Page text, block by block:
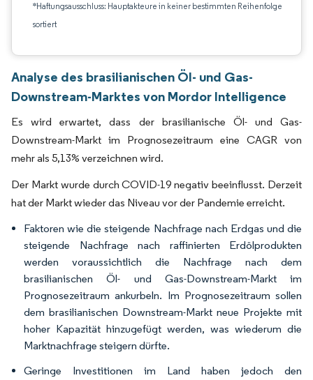
*Haftungsausschluss: Hauptakteure in keiner bestimmten Reihenfolge
sortiert
Analyse des brasilianischen Öl- und Gas-
Downstream-Marktes von Mordor Intelligence
Es wird erwartet, dass der brasilianische Öl- und Gas-
Downstream-Markt im Prognosezeitraum eine CAGR von
mehr als 5,13% verzeichnen wird.
Der Markt wurde durch COVID-19 negativ beeinflusst. Derzeit
hat der Markt wieder das Niveau vor der Pandemie erreicht.
Faktoren wie die steigende Nachfrage nach Erdgas und die
steigende Nachfrage nach raffinierten Erdölprodukten
werden voraussichtlich die Nachfrage nach dem
brasilianischen Öl- und Gas-Downstream-Markt im
Prognosezeitraum ankurbeln. Im Prognosezeitraum sollen
dem brasilianischen Downstream-Markt neue Projekte mit
hoher Kapazität hinzugefügt werden, was wiederum die
Marktnachfrage steigern dürfte.
Geringe Investitionen im Land haben jedoch den